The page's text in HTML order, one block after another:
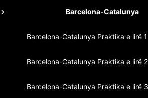
Barcelona-Catalunya
Barcelona-Catalunya Praktika e lirë 1
Barcelona-Catalunya Praktika e lirë 2
Barcelona-Catalunya Praktika e lirë 3